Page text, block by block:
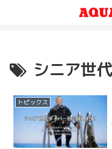
シニア世代
トピックス